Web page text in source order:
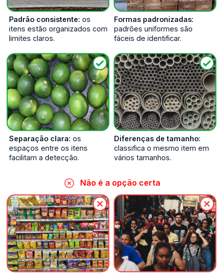
Padrão consistente: os
itens estão organizados com
limites claros.
Formas padronizadas:
padrões uniformes são
fáceis de identificar.
Separação clara: os
espaços entre os itens
facilitam a detecção.
Diferenças de tamanho:
classifica o mesmo item em
vários tamanhos.
Não é a opção certa